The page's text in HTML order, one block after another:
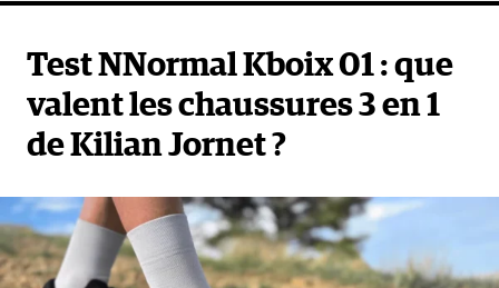
Test NNormal Kboix 01 : que
valent les chaussures 3 en 1
de Kilian Jornet ?